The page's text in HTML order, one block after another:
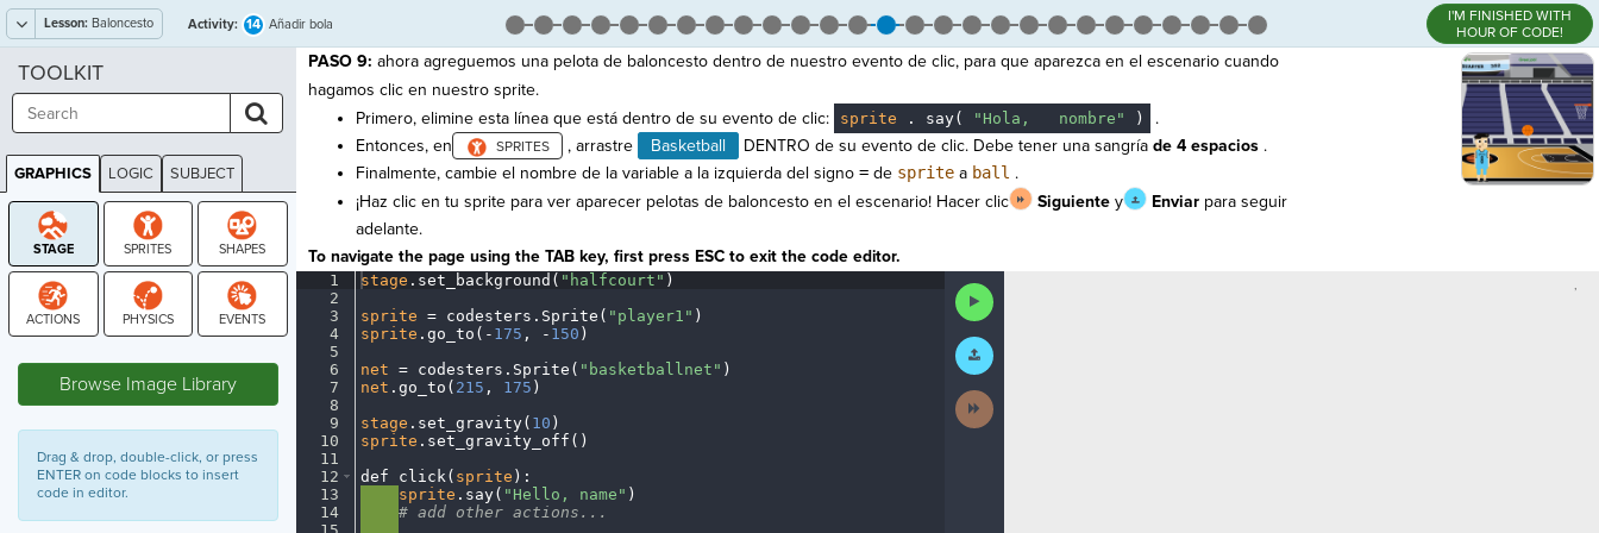
Lesson: Baloncesto Activity: 14 Añadir bola
I'M FINISHED WITH
HOUR OF CODE!
PASO 9: ahora agreguemos una pelota de baloncesto dentro de nuestro evento de clic, para que aparezca en el escenario cuando
hagamos clic en nuestro sprite.
Primero, elimine esta línea que está dentro de su evento de clic:
sprite . say( "Hola, nombre" )
.
Entonces, en
, arrastre Basketball DENTRO de su evento de clic. Debe tener una sangría de 4 espacios.
Finalmente, cambie el nombre de la variable a la izquierda del signo =de spritea ball .
¡Haz clic en tu sprite para ver aparecer pelotas de baloncesto en el escenario! Hacer clic
Siguientey Enviarpara seguir
adelante.
To navigate the page using the TAB key, first press ESC to exit the code editor.
1
2
3
4
5
6
7
8
9
10
11
12
13
14
stage . set_background( "halfcourt" )
sprite =· codesters . Sprite( "player1" )
sprite . go_to( - 175 , - 150 )
net =· codesters . Sprite( "basketballnet" )
net . go_to( 215 , 175 )
stage . set_gravity( 10 )
sprite . set_gravity_off()
def
click( sprite ) :
sprite . say( "Hello, name" )
#· add· other· actions...
Run
Code
Submit
Work
Next
Activity
,
TOOLKIT
GRAPHICS LOGIC SUBJECT
GRAPHICS
Browse Image Library
Drag & drop, double-click, or press
ENTER on code blocks to insert
code in editor.